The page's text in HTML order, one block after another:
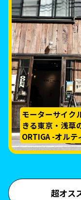
モーターサイク
きる東京・浅草
ORTIGA -オルテ
超オス